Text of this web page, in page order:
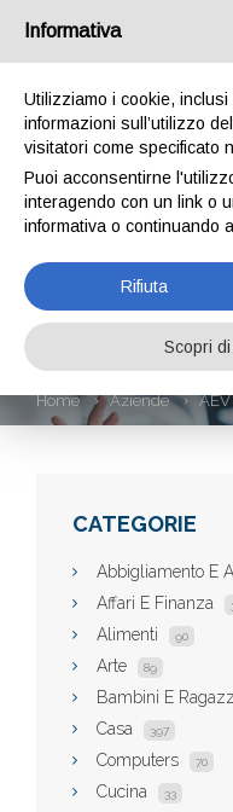
AEV
VENDI
Home Aziende
CATEGORIE
Abbigliamento E
Affari E Finanza
Alimenti 90
Arte 89
Bambini E
Casa 397
Computers 70
Cucina 33
Informativa
Utilizziamo i cookie,
informazioni sull’utilizzo
visitatori come specificato
Puoi acconsentirne
interagendo con un link o
informativa o continuando
Rifiuta
Scopri